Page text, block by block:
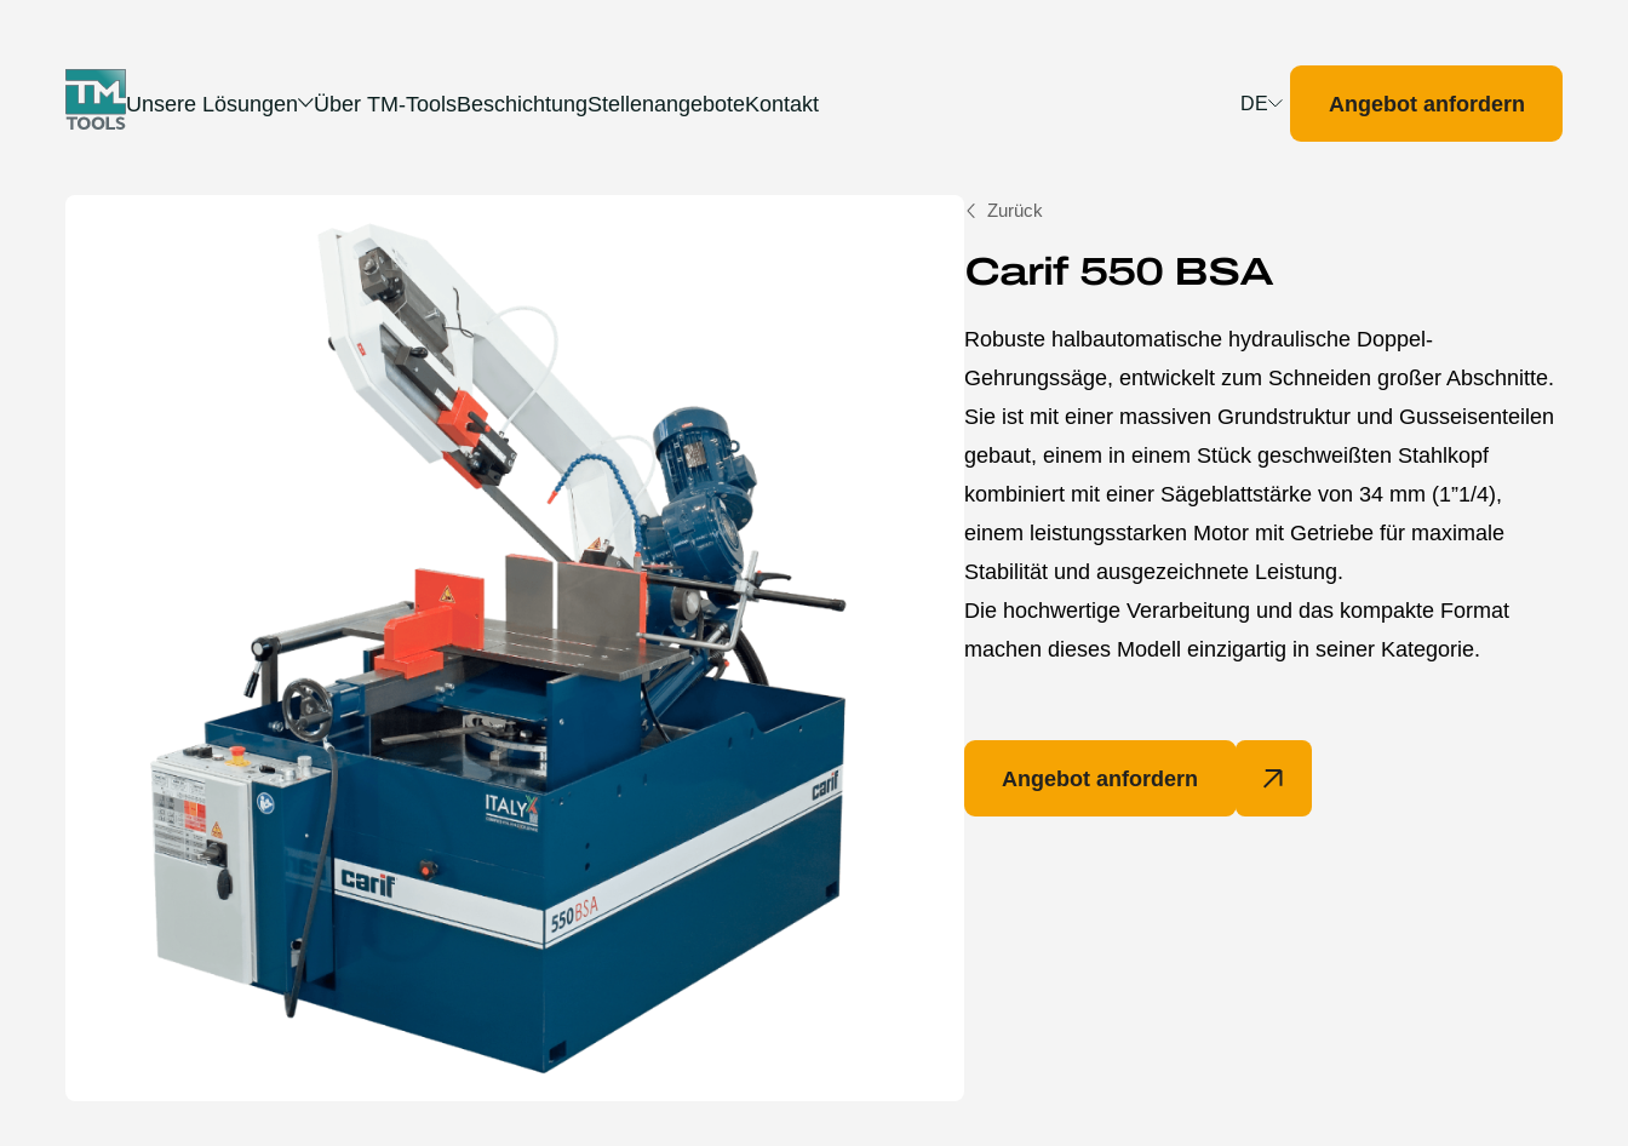
Unsere Lösungen Über TM-ToolsBeschichtungStellenangeboteKontakt DE
Français
Angebot anfordern
Zurück
Carif 550 BSA
Robuste halbautomatische hydraulische Doppel-
Gehrungssäge, entwickelt zum Schneiden großer Abschnitte.
Sie ist mit einer massiven Grundstruktur und Gusseisenteilen
gebaut, einem in einem Stück geschweißten Stahlkopf
kombiniert mit einer Sägeblattstärke von 34 mm (1”1/4),
einem leistungsstarken Motor mit Getriebe für maximale
Stabilität und ausgezeichnete Leistung.
Die hochwertige Verarbeitung und das kompakte Format
machen dieses Modell einzigartig in seiner Kategorie.
Angebot anfordern